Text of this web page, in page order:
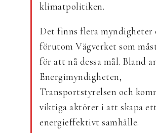
klimatpolitiken.
Det finns flera myndigheter
förutom Vägverket som
för att nå dessa mål. Bland
Energimyndigheten,
Transportstyrelsen och
viktiga aktörer i att skapa ett
energieffektivt samhälle.